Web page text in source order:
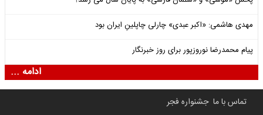
مهدی هاشمی: «اکبر عبدی» چارلی چاپلینِ ایران بود
پیام محمدرضا نوروزپور برای روز خبرنگار
ادامه ...
تماس با ما جشنواره فجر